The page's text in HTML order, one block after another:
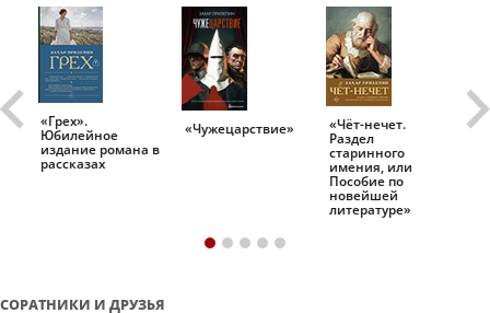
«Грех».
Юбилейное
издание романа в
рассказах
«Чужецарствие» «Чёт-нечет.
Раздел
старинного
имения, или
Пособие по
новейшей
литературе»
СОРАТНИКИ И ДРУЗЬЯ